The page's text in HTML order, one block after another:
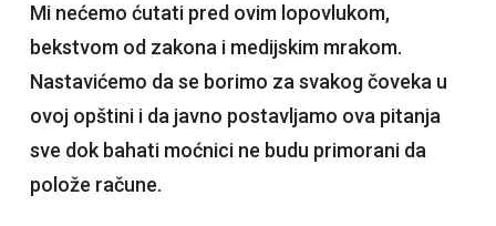
Mi nećemo ćutati pred ovim lopovlukom,
bekstvom od zakona i medijskim mrakom.
Nastavićemo da se borimo za svakog čoveka u
ovoj opštini i da javno postavljamo ova pitanja
sve dok bahati moćnici ne budu primorani da
polože račune.